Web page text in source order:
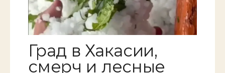
Град в Хакасии,
смерч и лесные